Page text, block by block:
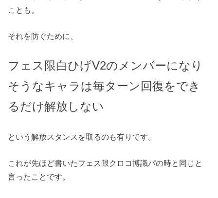
ことも。
それを防ぐために、
フェス限白ひげV2のメンバーになり
そうなキャラは毎ターン回復をでき
るだけ解放しない
という解放スタンスを取るのも有りです。
これが先ほど書いたフェス限クロコ博識パの時と同じと
言ったことです。